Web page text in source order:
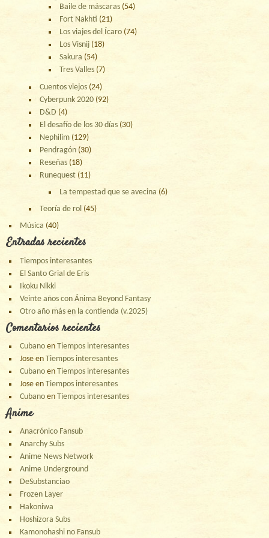
Baile de máscaras (54)
Fort Nakhti (21)
Los viajes del Ícaro (74)
Los Visnij (18)
Sakura (54)
Tres Valles (7)
Cuentos viejos (24)
Cyberpunk 2020 (92)
D&D (4)
El desafío de los 30 días (30)
Nephilim (129)
Pendragón (30)
Reseñas (18)
Runequest (11)
La tempestad que se avecina (6)
Teoría de rol (45)
Música (40)
Entradas recientes
Tiempos interesantes
El Santo Grial de Eris
Ikoku Nikki
Veinte años con Ánima Beyond Fantasy
Otro año más en la contienda (v.2025)
Comentarios recientes
Cubano enTiempos interesantes
Jose enTiempos interesantes
Cubano enTiempos interesantes
Jose enTiempos interesantes
Cubano enTiempos interesantes
Anime
Anacrónico Fansub
Anarchy Subs
Anime News Network
Anime Underground
DeSubstanciao
Frozen Layer
Hakoniwa
Hoshizora Subs
Kamonohashi no Fansub